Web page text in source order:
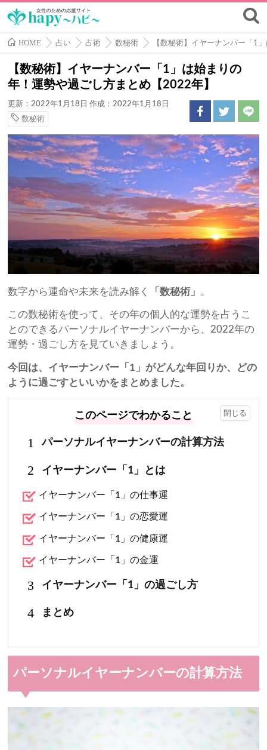
HOME 占い 占術 数秘術 【数秘術】イヤーナンバー「1
【数秘術】イヤーナンバー「1」は始まりの
年！運勢や過ごし方まとめ【2022年】
更新：2022年1月18日 作成：2022年1月18日
数秘術
数字から運命や未来を読み解く 「数秘術」 。
この数秘術を使って、その年の個人的な運勢を占うこ
とのできるパーソナルイヤーナンバーから、2022年の
運勢・過ごし方を見ていきましょう。
今回は、イヤーナンバー「1」がどんな年回りか、どの
ように過ごすといいかをまとめました。
このページでわかること
1 パーソナルイヤーナンバーの計算方法
2 イヤーナンバー「1」とは
イヤーナンバー「1」の仕事運
イヤーナンバー「1」の恋愛運
イヤーナンバー「1」の健康運
イヤーナンバー「1」の金運
3 イヤーナンバー「1」の過ごし方
4 まとめ
パーソナルイヤーナンバーの計算方法